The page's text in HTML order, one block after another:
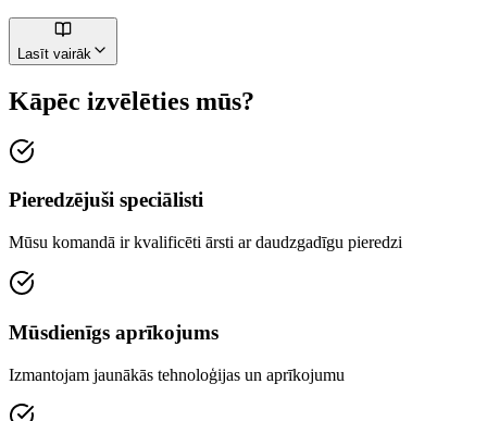
Lasīt vairāk
Kāpēc izvēlēties mūs?
Pieredzējuši speciālisti
Mūsu komandā ir kvalificēti ārsti ar daudzgadīgu pieredzi
Mūsdienīgs aprīkojums
Izmantojam jaunākās tehnoloģijas un aprīkojumu